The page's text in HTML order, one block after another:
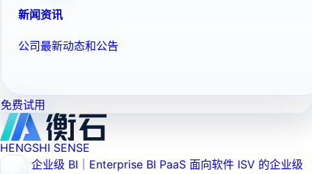
新闻资讯
公司最新动态和公告
免费试用
HENGSHI SENSE
企业级 BI｜Enterprise BI PaaS 面向软件 ISV 的企业级